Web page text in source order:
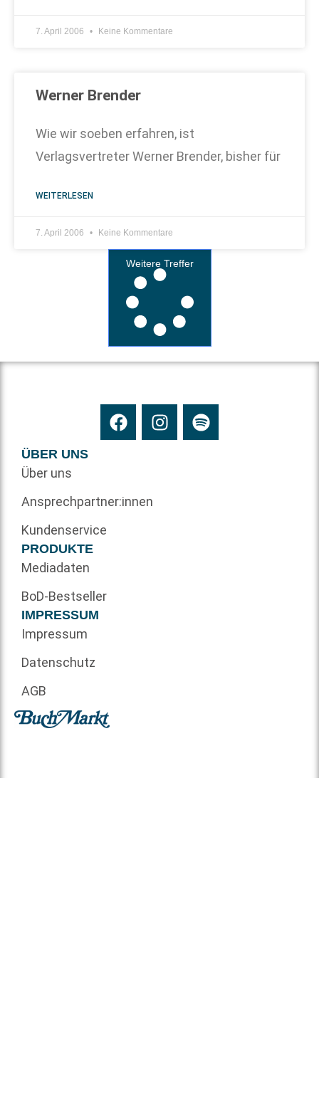
7. April 2006 Keine Kommentare
Werner Brender
Wie wir soeben erfahren, ist
Verlagsvertreter Werner Brender, bisher für
WEITERLESEN
7. April 2006 Keine Kommentare
Weitere Treffer
ÜBER UNS
Über uns
Ansprechpartner:innen
Kundenservice
PRODUKTE
Mediadaten
BoD-Bestseller
IMPRESSUM
Impressum
Datenschutz
AGB